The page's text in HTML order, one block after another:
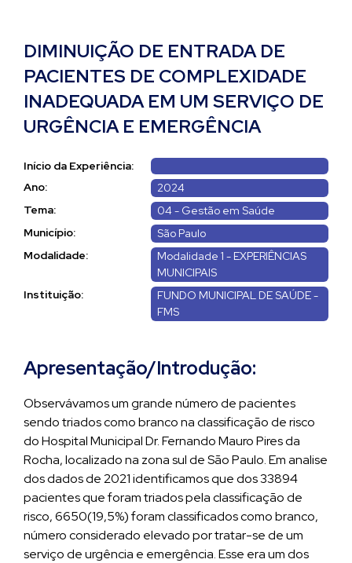
DIMINUIÇÃO DE ENTRADA DE
PACIENTES DE COMPLEXIDADE
INADEQUADA EM UM SERVIÇO DE
URGÊNCIA E EMERGÊNCIA
Início da Experiência:
Ano:
2024
Tema:
04 - Gestão em Saúde
Município:
São Paulo
Modalidade:
Modalidade 1 - EXPERIÊNCIAS
MUNICIPAIS
Instituição:
FUNDO MUNICIPAL DE SAÚDE -
FMS
Apresentação/Introdução:
Observávamos um grande número de pacientes
sendo triados como branco na classificação de risco
do Hospital Municipal Dr. Fernando Mauro Pires da
Rocha, localizado na zona sul de São Paulo. Em analise
dos dados de 2021 identificamos que dos 33894
pacientes que foram triados pela classificação de
risco, 6650(19,5%) foram classificados como branco,
número considerado elevado por tratar-se de um
serviço de urgência e emergência. Esse era um dos